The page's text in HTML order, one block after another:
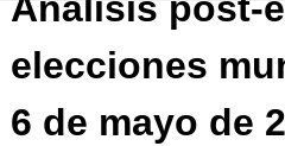
elecciones
6 de mayo de